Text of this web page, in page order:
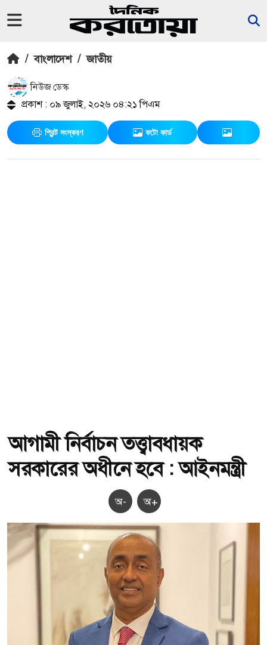
/ বাংলাদেশ / জাতীয়
নিউজ ডেস্ক
প্রকাশ : ০৯ জুলাই, ২০২৬ ০৪:২১ পিএম
প্রিন্ট সংস্করণ ফটো কার্ড
আগামী নির্বাচন তত্ত্বাবধায়ক
সরকারের অধীনে হবে : আইনমন্ত্রী
অ- অ+